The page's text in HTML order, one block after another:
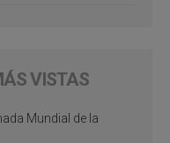
VISTAS
Mundial de la